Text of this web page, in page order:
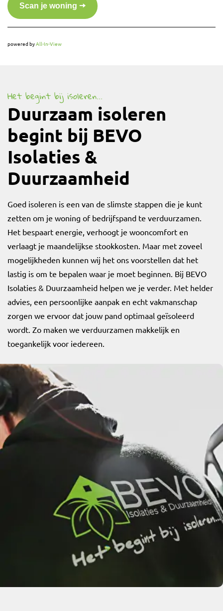
powered byAll-In-View
Het begint bij isoleren...
Duurzaam isoleren
begint bij BEVO
Isolaties &
Duurzaamheid
Goed isoleren is een van de slimste stappen die je kunt
zetten om je woning of bedrijfspand te verduurzamen.
Het bespaart energie, verhoogt je wooncomfort en
verlaagt je maandelijkse stookkosten. Maar met zoveel
mogelijkheden kunnen wij het ons voorstellen dat het
lastig is om te bepalen waar je moet beginnen. Bij BEVO
Isolaties & Duurzaamheid helpen we je verder. Met helder
advies, een persoonlijke aanpak en echt vakmanschap
zorgen we ervoor dat jouw pand optimaal geïsoleerd
wordt. Zo maken we verduurzamen makkelijk en
toegankelijk voor iedereen.